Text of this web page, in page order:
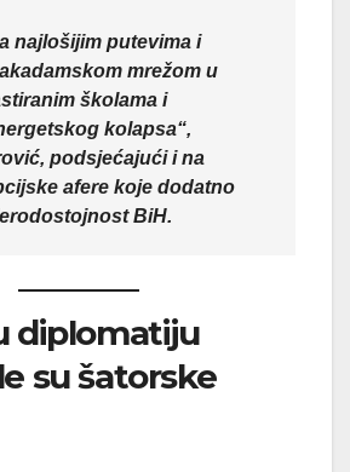
najlošijim putevima i
mrežom u
školama i
kolapsa“,
podsjećajući i na
afere koje dodatno
BiH.
diplomatiju
su šatorske